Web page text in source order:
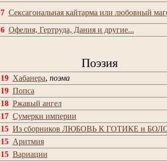
7 Сексагональная кайтарма или любовный
6 Офелия, Гертруда, Дания и другие...
Поэзия
19 Хабанера, поэма
19 Попса
18 Ржавый ангел
17 Сумерки империи
15 Из сборников ЛЮБОВЬ К ГОТИКЕ и
15 Аритмия
15 Вариации